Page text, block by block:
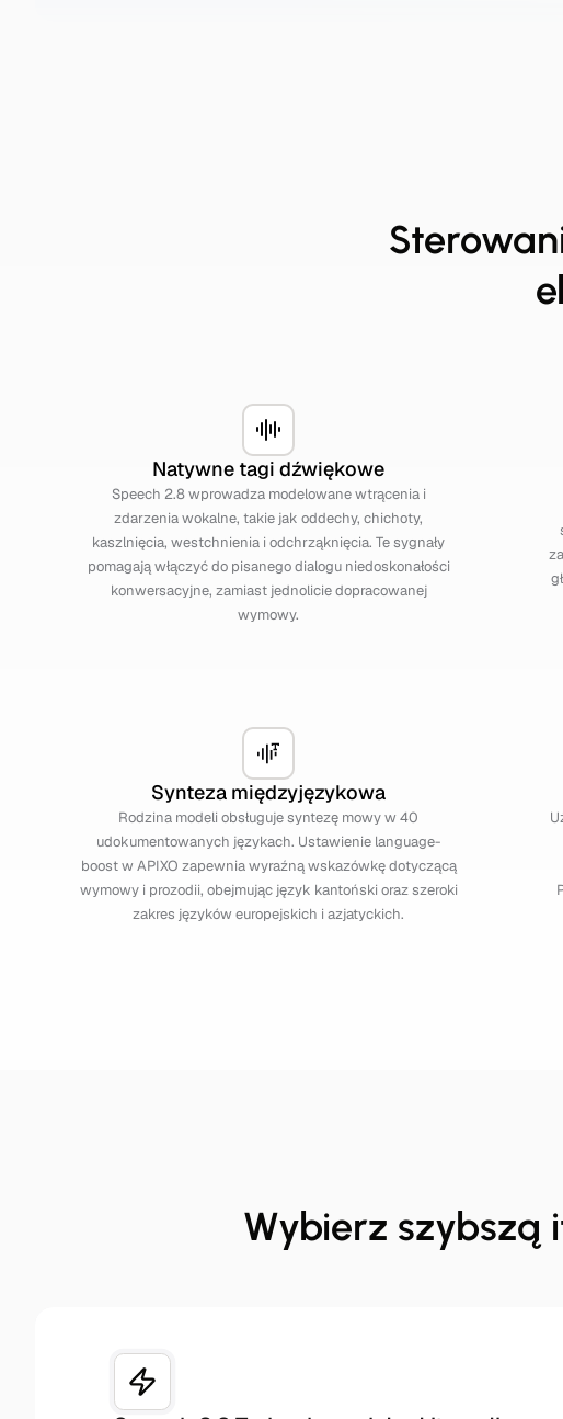
Natywne tagi dźwiękowe
Speech 2.8 wprowadza modelowane wtrącenia i
zdarzenia wokalne, takie jak oddechy, chichoty,
kaszlnięcia, westchnienia i odchrząknięcia. Te sygnały
pomagają włączyć do pisanego dialogu niedoskonałości
konwersacyjne, zamiast jednolicie dopracowanej
wymowy.
Synteza międzyjęzykowa
Rodzina modeli obsługuje syntezę mowy w 40
udokumentowanych językach. Ustawienie language-
boost w APIXO zapewnia wyraźną wskazówkę dotyczącą
wymowy i prozodii, obejmując język kantoński oraz szeroki
zakres języków europejskich i azjatyckich.
Wybierz szybszą